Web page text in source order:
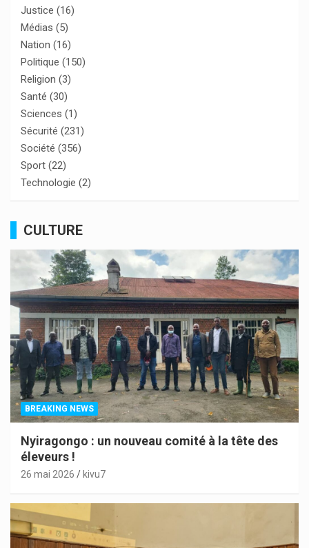
Justice (16)
Médias (5)
Nation (16)
Politique (150)
Religion (3)
Santé (30)
Sciences (1)
Sécurité (231)
Société (356)
Sport (22)
Technologie (2)
CULTURE
BREAKING NEWS
Nyiragongo : un nouveau comité à la tête des
éleveurs !
26 mai 2026 kivu7